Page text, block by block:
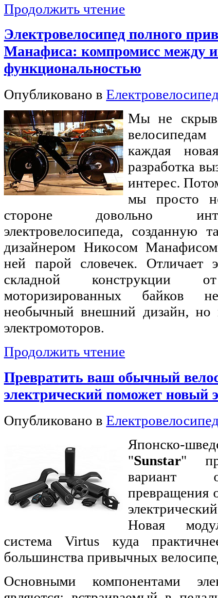
Продолжить чтение
Электровелосипед полного
Манафиса: компромисс между
функциональностью
Опубликовано в
Мы не
каждая
разработка
интерес.
мы просто
стороне довольно
электровелосипеда, созданную
дизайнером Никосом
ней парой словечек. Отличает
складной
моторизированных байков
необычный внешний дизайн, но
электромоторов.
Продолжить чтение
Превратить ваш обычный
электрический поможет новый
Опубликовано в
Японско-
"Sunstar"
вариант
превращения
Новая
система Virtus куда
большинства привычных
Основными компонентами